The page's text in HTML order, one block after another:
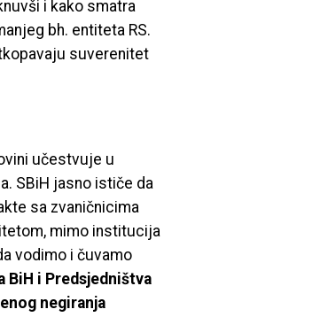
i kako smatra
bh. entiteta RS.
suverenitet
učestvuje u
SBiH jasno ističe da
sa zvaničnicima
mimo institucija
vodimo i čuvamo
BiH i Predsjedništva
negiranja